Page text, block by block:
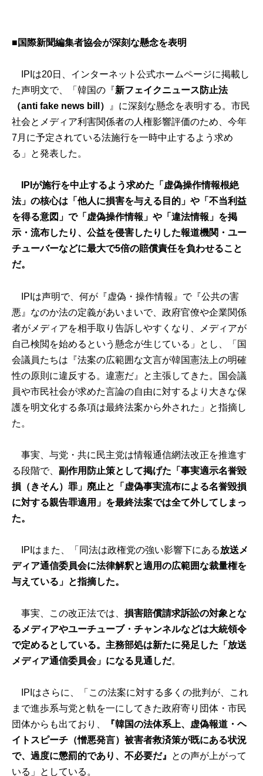
■国際新聞編集者協会が深刻な懸念を表明
IPIは20日、インターネット公式ホームページに掲載し
た声明文で、「韓国の『新フェイクニュース防止法
（anti fake news bill）
』に深刻な懸念を表明する。市民
社会とメディア利害関係者の人権影響評価のため、今年
7月に予定されている法施行を一時中止するよう求め
る」と発表した。
IPIが施行を中止するよう求めた「虚偽操作情報根絶
法」の核心は「他人に損害を与える目的」や「不当利益
を得る意図」で「虚偽操作情報」や「違法情報」を掲
示・流布したり、公益を侵害したりした報道機関・ユー
チューバーなどに最大で5倍の賠償責任を負わせること
だ。
IPIは声明で、何が『虚偽・操作情報』で『公共の害
悪』なのか法の定義があいまいで、政府官僚や企業関係
者がメディアを相手取り告訴しやすくなり、メディアが
自己検閲を始めるという懸念が生じている」とし、「国
会議員たちは『法案の広範囲な文言が韓国憲法上の明確
性の原則に違反する。違憲だ』と主張してきた。国会議
員や市民社会が求めた言論の自由に対するより大きな保
護を明文化する条項は最終法案から外された」と指摘し
た。
事実、与党・共に民主党は情報通信網法改正を推進す
る段階で、副作用防止策として掲げた「事実適示名誉毀
損（きそん）罪」廃止と「虚偽事実流布による名誉毀損
に対する親告罪適用」を最終法案では全て外してしまっ
た。
IPIはまた、「同法は政権党の強い影響下にある放送メ
ディア通信委員会に法律解釈と適用の広範囲な裁量権を
与えている」と指摘した。
事実、この改正法では、損害賠償請求訴訟の対象とな
るメディアやユーチューブ・チャンネルなどは大統領令
で定めるとしている。主務部処は新たに発足した「放送
メディア通信委員会」になる見通しだ。
IPIはさらに、「この法案に対する多くの批判が、これ
まで進歩系与党と軌を一にしてきた政府寄り団体・市民
団体からも出ており、
『韓国の法体系上、虚偽報道・ヘ
イトスピーチ（憎悪発言）被害者救済策が既にある状況
で、過度に懲罰的であり、不必要だ』
との声が上がって
いる」としている。